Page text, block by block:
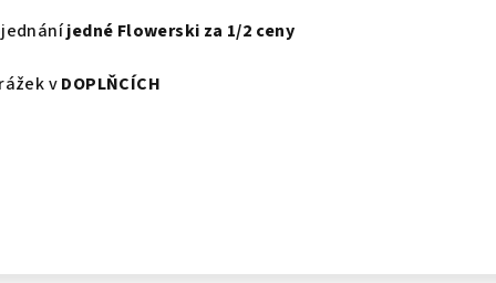
jedné Flowerski za 1/2 ceny
vDOPLŇCÍCH